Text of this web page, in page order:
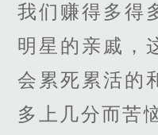
我们赚得多得
明星的亲戚，
会累死累活的
多上几分而苦